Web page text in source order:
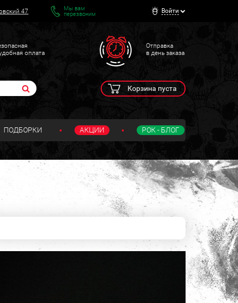
47
Мы вам
перезвоним
Войти
оплата
Отправка
в день заказа
Корзина пуста
ПОДБОРКИ АКЦИИ РОК - БЛОГ